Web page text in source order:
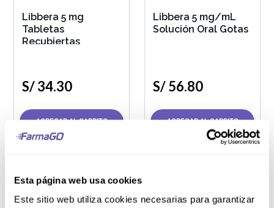
Esta página web usa cookies
Este sitio web utiliza cookies necesarias para garantizar
Libbera 5 mg
Tabletas
Recubiertas
S/34.30
AGREGAR AL CARRITO
Libbera 5 mg/mL
Solución Oral Gotas
S/56.80
AGREGAR AL CARRITO